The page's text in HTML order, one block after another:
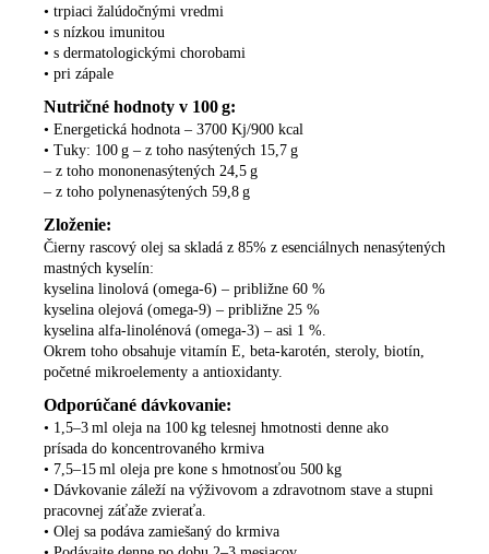
• trpiaci žalúdočnými vredmi
• s nízkou imunitou
• s dermatologickými chorobami
• pri zápale
Nutričné hodnoty v 100 g:
• Energetická hodnota – 3700 Kj/900 kcal
• Tuky: 100 g – z toho nasýtených 15,7 g
– z toho mononenasýtených 24,5 g
– z toho polynenasýtených 59,8 g
Zloženie:
Čierny rascový olej sa skladá z 85% z esenciálnych nenasýtených
mastných kyselín:
kyselina linolová (omega-6) – približne 60 %
kyselina olejová (omega-9) – približne 25 %
kyselina alfa-linolénová (omega-3) – asi 1 %.
Okrem toho obsahuje vitamín E, beta-karotén, steroly, biotín,
početné mikroelementy a antioxidanty.
Odporúčané dávkovanie:
• 1,5–3 ml oleja na 100 kg telesnej hmotnosti denne ako
prísada do koncentrovaného krmiva
• 7,5–15 ml oleja pre kone s hmotnosťou 500 kg
• Dávkovanie záleží na výživovom a zdravotnom stave a stupni
pracovnej záťaže zvieraťa.
• Olej sa podáva zamiešaný do krmiva